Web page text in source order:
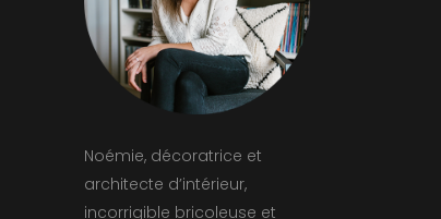
Noémie, décoratrice et
architecte d’intérieur,
incorrigible bricoleuse et